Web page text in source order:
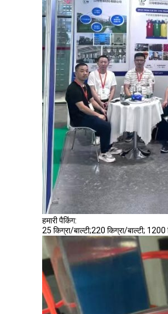
हमारी पैकिंग:
25 किग्रा/बाल्टी;220 किग्रा/बाल्टी; 1200